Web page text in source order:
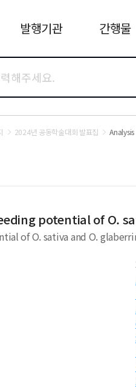
발행기관 간행물
2024년 공동학술대회 발표집
potential of O.
of O. sativa and O.